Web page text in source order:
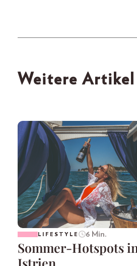
Weitere Artikel
LIFESTYLE 6 Min.
Sommer-Hotspots